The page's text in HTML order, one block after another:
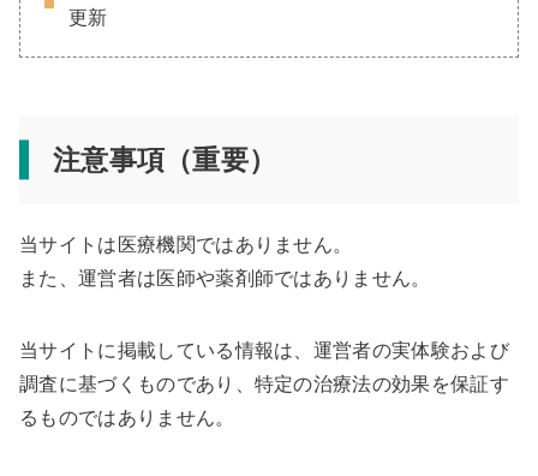
更新
注意事項（重要）
当サイトは医療機関ではありません。
また、運営者は医師や薬剤師ではありません。
当サイトに掲載している情報は、運営者の実体験および
調査に基づくものであり、特定の治療法の効果を保証す
るものではありません。